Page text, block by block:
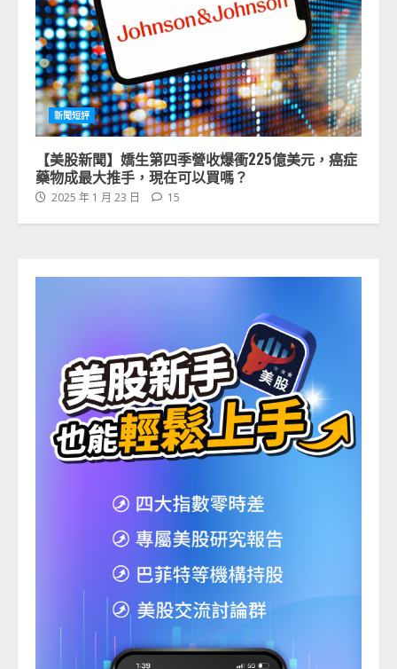
新聞短評
【美股新聞】嬌生第四季營收爆衝225億美元，癌症
藥物成最大推手，現在可以買嗎？
2025 年 1 月 23 日 15